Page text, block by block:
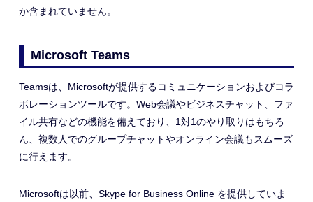
か含まれていません。
Microsoft Teams
Teamsは、Microsoftが提供するコミュニケーションおよびコラ
ボレーションツールです。Web会議やビジネスチャット、ファ
イル共有などの機能を備えており、1対1のやり取りはもちろ
ん、複数人でのグループチャットやオンライン会議もスムーズ
に行えます。
Microsoftは以前、Skype for Business Online を提供していま